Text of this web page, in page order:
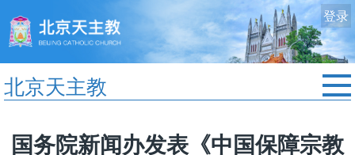
登录
北京天主教
教区动态
国务院新闻办发表《中国保障宗教